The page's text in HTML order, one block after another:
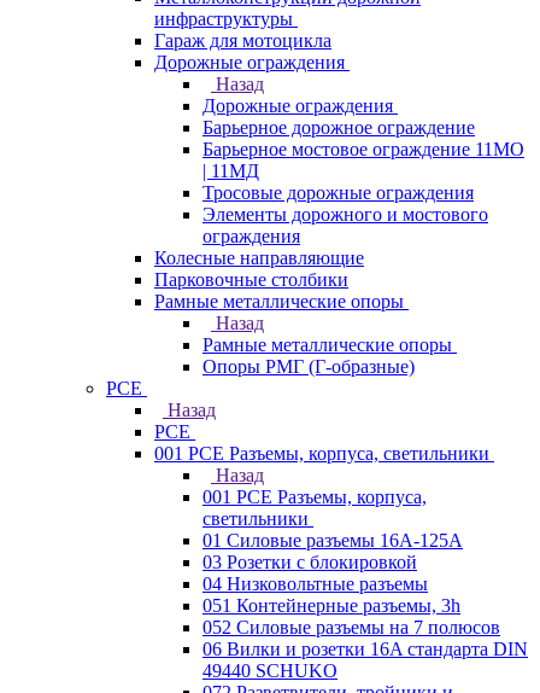
инфраструктуры
Гараж для мотоцикла
Дорожные ограждения
Назад
Дорожные ограждения
Барьерное дорожное ограждение
Барьерное мостовое ограждение 11МО
| 11МД
Тросовые дорожные ограждения
Элементы дорожного и мостового
ограждения
Колесные направляющие
Парковочные столбики
Рамные металлические опоры
Назад
Рамные металлические опоры
Опоры РМГ (Г-образные)
PCE
Назад
PCE
001 PCE Разъемы, корпуса, светильники
Назад
001 PCE Разъемы, корпуса,
светильники
01 Силовые разъемы 16А-125А
03 Розетки с блокировкой
04 Низковольтные разъемы
051 Контейнерные разъемы, 3h
052 Силовые разъемы на 7 полюсов
06 Вилки и розетки 16A стандарта DIN
49440 SCHUKO